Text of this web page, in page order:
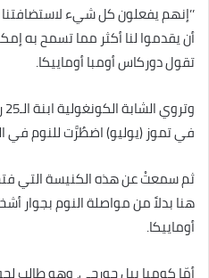
’’إنهم يفعلون كل شيء
أن يقدموا لنا أكثر مما تسمح به
تقول دوركاس أومبا أوماييكا.
في تموز (يوليو) اضطُرَّت للنوم في
ثم سمعتْ عن هذه الكنيسة التي
هنا بدلاً من مواصلة النوم بجوار
أوماييكا.